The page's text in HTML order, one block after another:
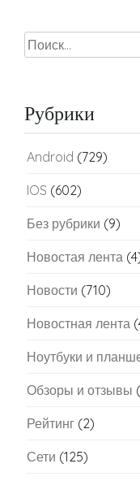
Найти:
Рубрики
Android (729)
IOS (602)
Без рубрики (9)
Новостая лента
Новости (710)
Новостная лента
Ноутбуки и
Обзоры и отзывы
Рейтинг (2)
Сети (125)